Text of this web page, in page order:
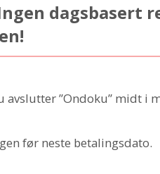
dagsbasert
”Ondoku” midt i
før neste betalingsdato.